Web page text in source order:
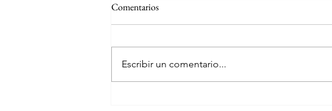
Comentarios
Escribir un comentario...